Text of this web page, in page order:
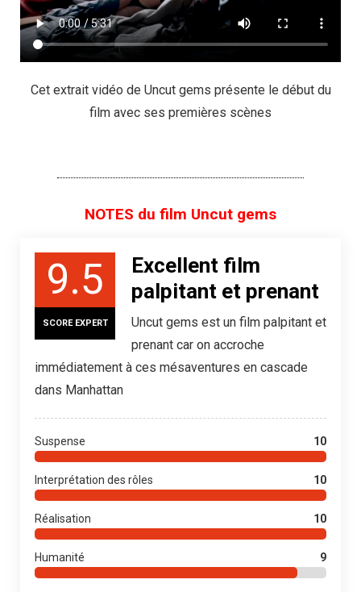
Cet extrait vidéo de Uncut gems présente le début du
film avec ses premières scènes
NOTES du film Uncut gems
9.5
SCORE EXPERT
Excellent film
palpitant et prenant
Uncut gems est un film palpitant et
prenant car on accroche
immédiatement à ces mésaventures en cascade
dans Manhattan
Suspense 10
Interprétation des rôles 10
Réalisation 10
Humanité 9